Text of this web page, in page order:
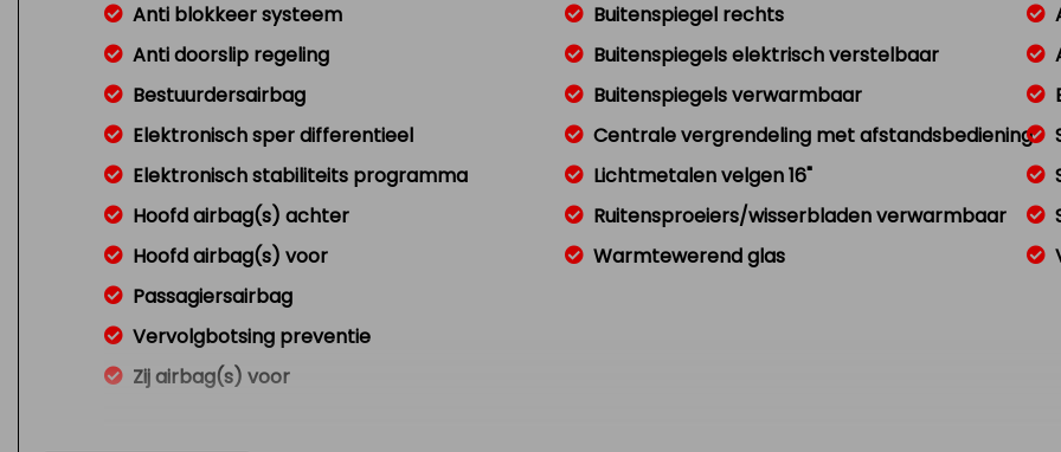
Anti blokkeer systeem
Anti doorslip regeling
Bestuurdersairbag
Elektronisch sper differentieel
Elektronisch stabiliteits programma
Hoofd airbag(s) achter
Hoofd airbag(s) voor
Passagiersairbag
Vervolgbotsing preventie
Zij airbag(s) voor
Buitenspiegel rechts
Buitenspiegels elektrisch verstelbaar
Buitenspiegels verwarmbaar
Centrale vergrendeling met afstandsbediening
Lichtmetalen velgen 16"
Ruitensproeiers/wisserbladen verwarmbaar
Warmtewerend glas